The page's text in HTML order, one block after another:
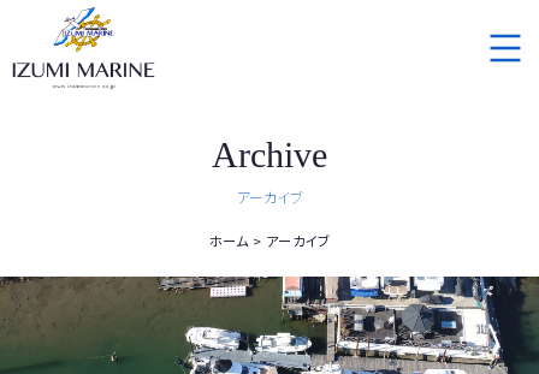
Archive
アーカイブ
ホーム アーカイブ